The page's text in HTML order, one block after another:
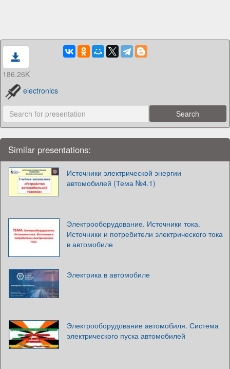
186.26K
electronics
Similar presentations:
Источники электрической энергии
автомобилей (Тема №4.1)
Электрооборудование. Источники тока.
Источники и потребители электрического тока
в автомобиле
Электрика в автомобиле
Электрооборудование автомобиля. Система
электрического пуска автомобилей